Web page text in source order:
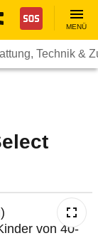
Nothilfe
MENÜ
Technik &
von 40-